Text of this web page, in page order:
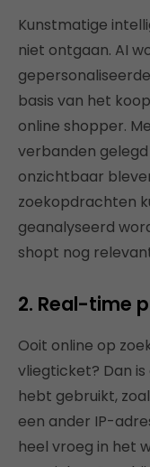
Kunstmatige
niet ontgaan. AI
gepersonaliseerde
basis van het
online shopper.
verbanden
onzichtbaar
zoekopdrachten
geanalyseerd
shopt nog
2. Real-time
Ooit online op
vliegticket? Dan
hebt gebruikt,
een ander IP-
heel vroeg in het